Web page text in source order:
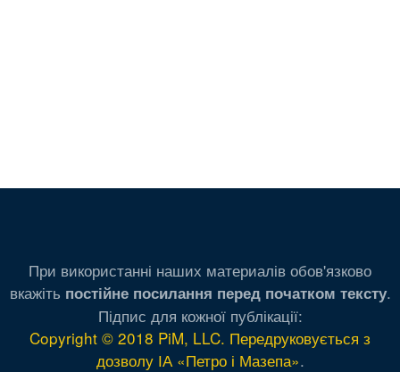
При використанні наших материалів обов'язково
вкажіть постійне посилання перед початком тексту.
Підпис для кожної публікації:
Copyright © 2018 PiM, LLC. Передруковується з
дозволу ІА «Петро і Мазепа».